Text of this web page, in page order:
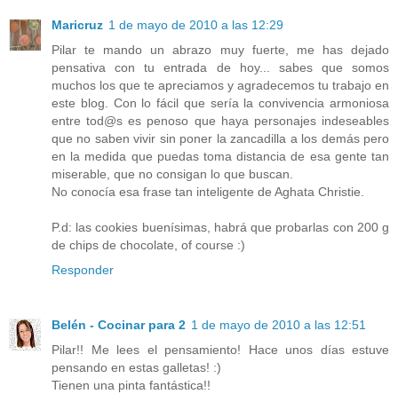
Maricruz 1 de mayo de 2010 a las 12:29
Pilar te mando un abrazo muy fuerte, me has dejado
pensativa con tu entrada de hoy... sabes que somos
muchos los que te apreciamos y agradecemos tu trabajo en
este blog. Con lo fácil que sería la convivencia armoniosa
entre tod@s es penoso que haya personajes indeseables
que no saben vivir sin poner la zancadilla a los demás pero
en la medida que puedas toma distancia de esa gente tan
miserable, que no consigan lo que buscan.
No conocía esa frase tan inteligente de Aghata Christie.
P.d: las cookies buenísimas, habrá que probarlas con 200 g
de chips de chocolate, of course :)
Responder
Belén - Cocinar para 2 1 de mayo de 2010 a las 12:51
Pilar!! Me lees el pensamiento! Hace unos días estuve
pensando en estas galletas! :)
Tienen una pinta fantástica!!